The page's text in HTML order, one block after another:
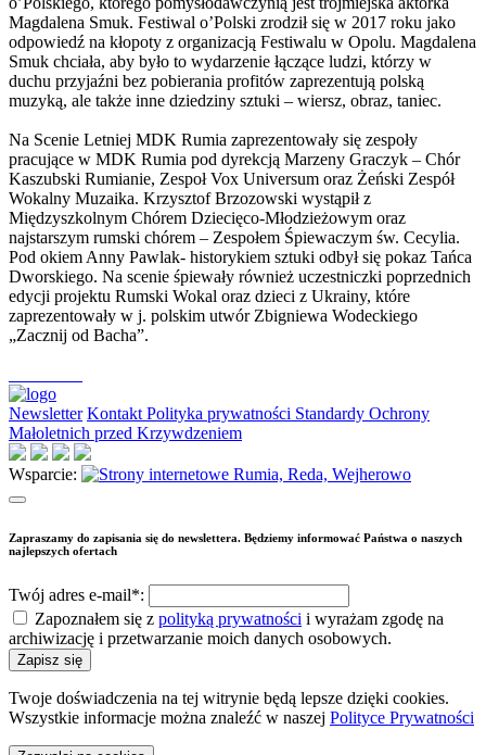
Magdalena Smuk. Festiwal o’Polski zrodził się w 2017 roku jako
odpowiedź na kłopoty z organizacją Festiwalu w Opolu. Magdalena
Smuk chciała, aby było to wydarzenie łączące ludzi, którzy w
duchu przyjaźni bez pobierania profitów zaprezentują polską
muzyką, ale także inne dziedziny sztuki – wiersz, obraz, taniec.
Na Scenie Letniej MDK Rumia zaprezentowały się zespoły
pracujące w MDK Rumia pod dyrekcją Marzeny Graczyk – Chór
Kaszubski Rumianie, Zespoł Vox Universum oraz Żeński Zespół
Wokalny Muzaika. Krzysztof Brzozowski wystąpił z
Międzyszkolnym Chórem Dziecięco-Młodzieżowym oraz
najstarszym rumski chórem – Zespołem Śpiewaczym św. Cecylia.
Pod okiem Anny Pawlak- historykiem sztuki odbył się pokaz Tańca
Dworskiego. Na scenie śpiewały również uczestniczki poprzednich
edycji projektu Rumski Wokal oraz dzieci z Ukrainy, które
zaprezentowały w j. polskim utwór Zbigniewa Wodeckiego
„Zacznij od Bacha”.
Newsletter Kontakt Polityka prywatności Standardy Ochrony
Małoletnich przed Krzywdzeniem
Wsparcie:
Zapraszamy do zapisania się do newslettera. Będziemy informować Państwa o naszych
najlepszych ofertach
Twój adres e-mail*:
Zapoznałem się z polityką prywatności i wyrażam zgodę na
archiwizację i przetwarzanie moich danych osobowych.
Twoje doświadczenia na tej witrynie będą lepsze dzięki cookies.
Wszystkie informacje można znaleźć w naszej Polityce Prywatności